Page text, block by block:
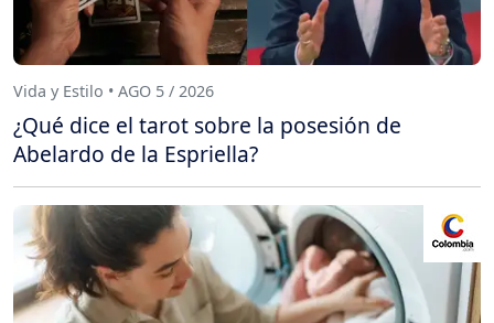
Vida y Estilo • AGO 5 / 2026
¿Qué dice el tarot sobre la posesión de
Abelardo de la Espriella?